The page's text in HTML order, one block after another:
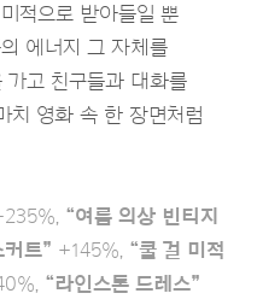
적으로 받아들일 뿐
에너지 그 자체를
가고 친구들과 대화를
치 영화 속 한 장면처럼
“여름 의상 빈티지
트” +145%, “쿨 걸 미적
“라인스톤 드레스”